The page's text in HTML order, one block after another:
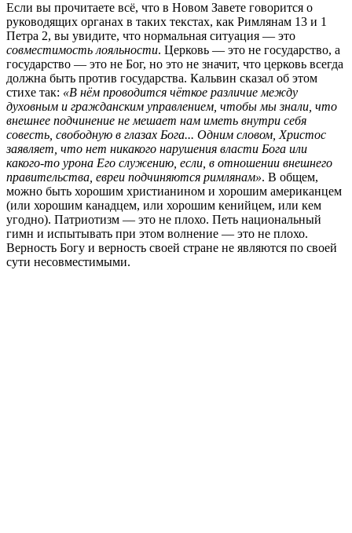
Если вы прочитаете всё, что в Новом Завете говорится о
руководящих органах в таких текстах, как Римлянам 13 и 1
Петра 2, вы увидите, что нормальная ситуация — это
совместимость лояльности. Церковь — это не государство, а
государство — это не Бог, но это не значит, что церковь всегда
должна быть против государства. Кальвин сказал об этом
стихе так: «В нём проводится чёткое различие между
духовным и гражданским управлением, чтобы мы знали, что
внешнее подчинение не мешает нам иметь внутри себя
совесть, свободную в глазах Бога... Одним словом, Христос
заявляет, что нет никакого нарушения власти Бога или
какого-то урона Его служению, если, в отношении внешнего
правительства, евреи подчиняются римлянам». В общем,
можно быть хорошим христианином и хорошим американцем
(или хорошим канадцем, или хорошим кенийцем, или кем
угодно). Патриотизм — это не плохо. Петь национальный
гимн и испытывать при этом волнение — это не плохо.
Верность Богу и верность своей стране не являются по своей
сути несовместимыми.